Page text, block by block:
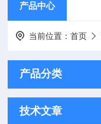
产品中心
当前位置：首页
产品分类
技术文章